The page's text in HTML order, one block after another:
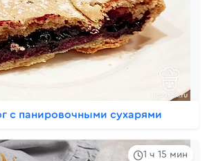
с панировочными сухарями
1 ч 15 мин